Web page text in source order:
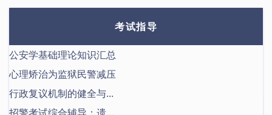
考试指导
公安学基础理论知识汇总
心理矫治为监狱民警减压
行政复议机制的健全与...